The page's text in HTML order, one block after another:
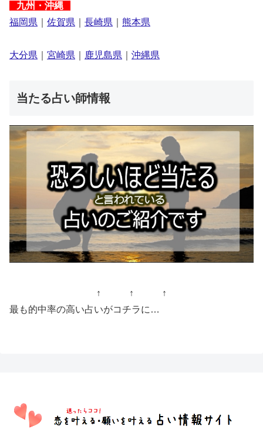
九州・沖縄
福岡県
佐賀県 長崎県 熊本県
大分県 宮崎県 鹿児島県 沖縄県
当たる占い師情報
↑ ↑ ↑
最も的中率の高い占いがコチラに…